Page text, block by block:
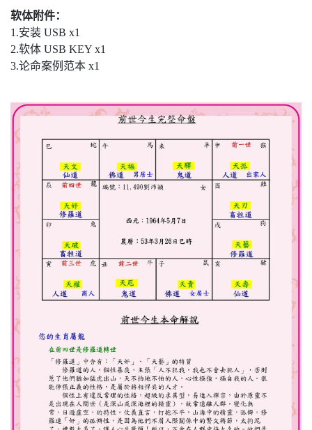
软体附件：
1.安装 USB x1
2.软体 USB KEY x1
3.论命案例范本 x1